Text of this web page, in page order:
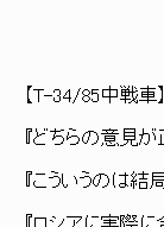
丶Y´,ﾐヽ
ヾ:彡'‐{
｀`丶ゞ _,,ノ
【T-34/85中戦車】
『どちらの意見が
『こういうのは